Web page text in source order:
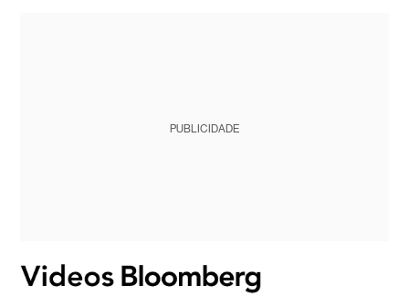
PUBLICIDADE